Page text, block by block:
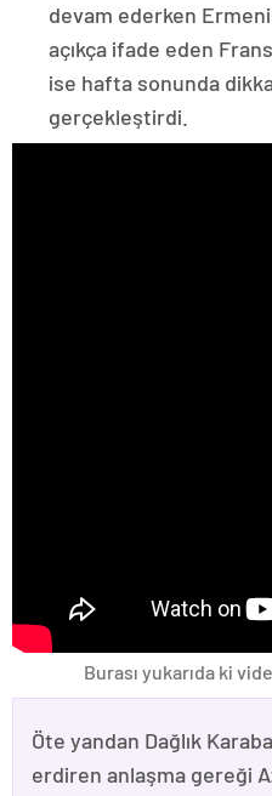
devam ederken
açıkça ifade eden
ise hafta sonunda
gerçekleştirdi.
Burası yukarıda ki
Öte yandan Dağlık
erdiren anlaşma gereği